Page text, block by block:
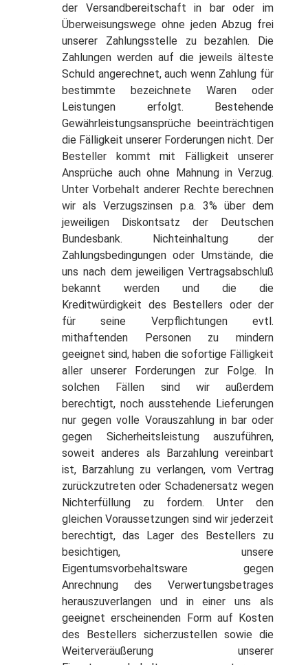
der Versandbereitschaft in bar oder im
Überweisungswege ohne jeden Abzug frei
unserer Zahlungsstelle zu bezahlen. Die
Zahlungen werden auf die jeweils älteste
Schuld angerechnet, auch wenn Zahlung für
bestimmte bezeichnete Waren oder
Leistungen erfolgt. Bestehende
Gewährleistungsansprüche beeinträchtigen
die Fälligkeit unserer Forderungen nicht. Der
Besteller kommt mit Fälligkeit unserer
Ansprüche auch ohne Mahnung in Verzug.
Unter Vorbehalt anderer Rechte berechnen
wir als Verzugszinsen p.a. 3% über dem
jeweiligen Diskontsatz der Deutschen
Bundesbank. Nichteinhaltung der
Zahlungsbedingungen oder Umstände, die
uns nach dem jeweiligen Vertragsabschluß
bekannt werden und die die
Kreditwürdigkeit des Bestellers oder der
für seine Verpflichtungen evtl.
mithaftenden Personen zu mindern
geeignet sind, haben die sofortige Fälligkeit
aller unserer Forderungen zur Folge. In
solchen Fällen sind wir außerdem
berechtigt, noch ausstehende Lieferungen
nur gegen volle Vorauszahlung in bar oder
gegen Sicherheitsleistung auszuführen,
soweit anderes als Barzahlung vereinbart
ist, Barzahlung zu verlangen, vom Vertrag
zurückzutreten oder Schadenersatz wegen
Nichterfüllung zu fordern. Unter den
gleichen Voraussetzungen sind wir jederzeit
berechtigt, das Lager des Bestellers zu
besichtigen, unsere
Eigentumsvorbehaltsware gegen
Anrechnung des Verwertungsbetrages
herauszuverlangen und in einer uns als
geeignet erscheinenden Form auf Kosten
des Bestellers sicherzustellen sowie die
Weiterveräußerung unserer